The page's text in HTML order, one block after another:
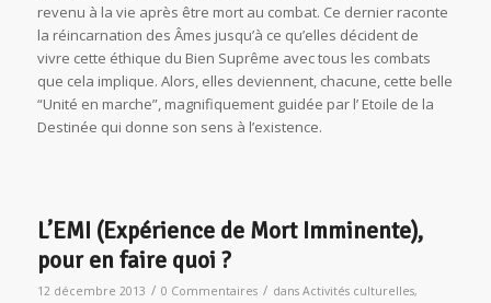
revenu à la vie après être mort au combat. Ce dernier raconte
la réincarnation des Âmes jusqu’à ce qu’elles décident de
vivre cette éthique du Bien Suprême avec tous les combats
que cela implique. Alors, elles deviennent, chacune, cette belle
“Unité en marche”, magnifiquement guidée par l’ Etoile de la
Destinée qui donne son sens à l’existence.
L’EMI (Expérience de Mort Imminente),
pour en faire quoi ?
12 décembre 2013 / 0 Commentaires / dans Activités culturelles,